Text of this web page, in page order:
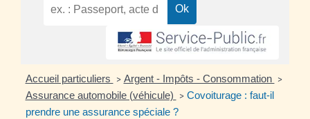
Accueil particuliers > Argent - Impôts - Consommation >
Assurance automobile (véhicule) > Covoiturage : faut-il
prendre une assurance spéciale ?